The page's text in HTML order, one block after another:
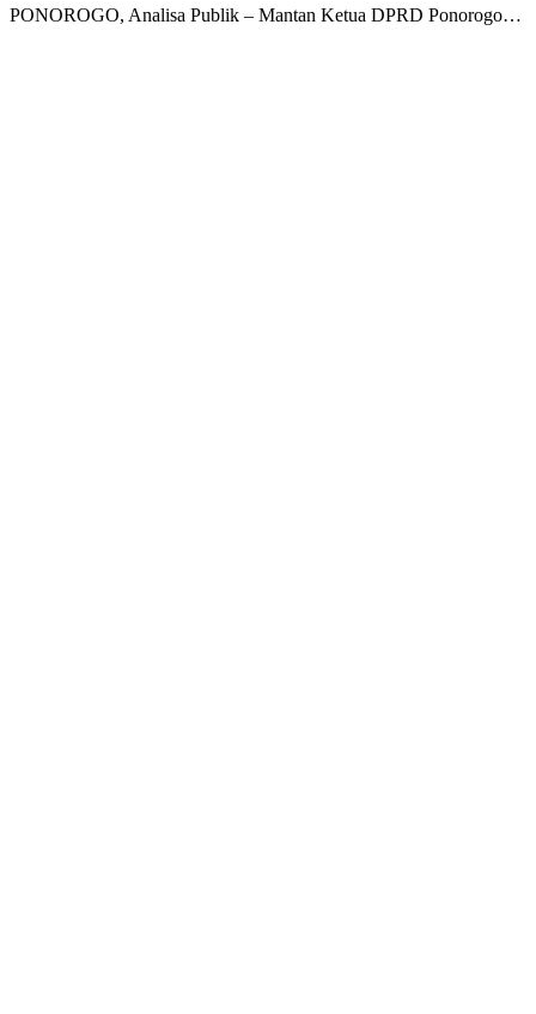
PONOROGO, Analisa Publik – Mantan Ketua DPRD Ponorogo…